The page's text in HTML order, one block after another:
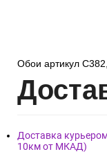
Обои артикул
Дост
Доставка
10км от МКАД)